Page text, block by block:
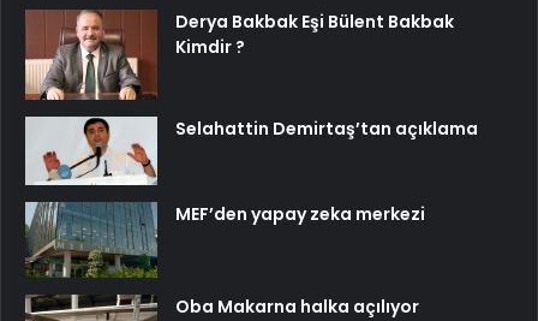
Derya Bakbak Eşi Bülent Bakbak
Kimdir ?
Selahattin Demirtaş’tan açıklama
MEF’den yapay zeka merkezi
Oba Makarna halka açılıyor